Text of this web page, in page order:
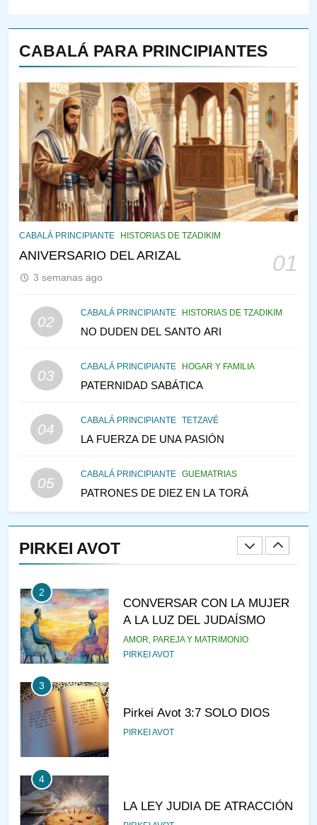
CABALÁ PARA PRINCIPIANTES
CABALÁ PRINCIPIANTE HISTORIAS DE TZADIKIM
ANIVERSARIO DEL ARIZAL 01
3 semanas ago
02
CABALÁ PRINCIPIANTE HISTORIAS DE TZADIKIM
NO DUDEN DEL SANTO ARI
03
CABALÁ PRINCIPIANTE HOGAR Y FAMILIA
PATERNIDAD SABÁTICA
04
CABALÁ PRINCIPIANTE TETZAVÉ
LA FUERZA DE UNA PASIÓN
05
CABALÁ PRINCIPIANTE GUEMATRIAS
PATRONES DE DIEZ EN LA TORÁ
PIRKEI AVOT
144
¿QUIÉN ES SABIO? EL QUE
VE LO QUE VA A NACER
PENSAMIENTO JUDÍO PIRKEI AVOT
145
CABALÁ Y JASIDUT: EL
CONSEJO DE LOS PADRES
146
VEAMOS ¿POR QUÉ
IEHOSHÚA? Y LA QUEJA DE
1
RAZI ¿QUIÉN ES SABIO?
2
CONVERSAR CON LA MUJER
A LA LUZ DEL JUDAÍSMO
AMOR, PAREJA Y MATRIMONIO
PIRKEI AVOT
3
Pirkei Avot 3:7 SOLO DIOS
PIRKEI AVOT
4
LA LEY JUDIA DE ATRACCIÓN